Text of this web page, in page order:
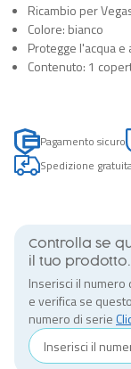
Ricambio per
Colore: bianco
Protegge l'acqua
Contenuto: 1
Pagamento sicuro
Spedizione
Controlla se
il tuo prodotto.
Inserisci il
e verifica se
numero di serie